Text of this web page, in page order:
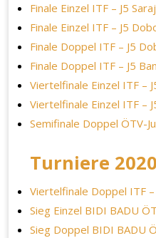
Finale Einzel ITF – J5
Finale Einzel ITF – J5
Finale Doppel ITF – J5
Finale Doppel ITF – J5
Viertelfinale Einzel ITF –
Viertelfinale Einzel ITF –
Semifinale Doppel ÖTV-
Turniere 2020
Viertelfinale Doppel ITF
Sieg Einzel BIDI BADU
Sieg Doppel BIDI BADU